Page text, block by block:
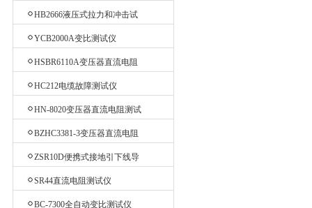
HB2666液压式拉力和冲击试
YCB2000A变比测试仪
HSBR6110A变压器直流电阻
HC212电缆故障测试仪
HN-8020变压器直流电阻测试
BZHC3381-3变压器直流电阻
ZSR10D便携式接地引下线导
通测试仪
SR44直流电阻测试仪
BC-7300全自动变比测试仪